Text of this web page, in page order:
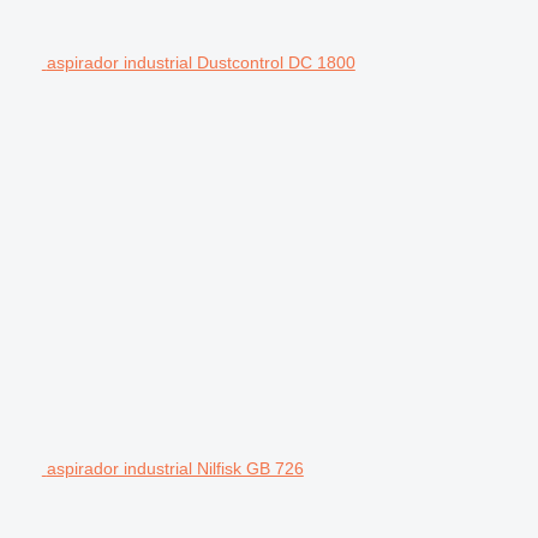
aspirador industrial Dustcontrol DC 1800
aspirador industrial Nilfisk GB 726